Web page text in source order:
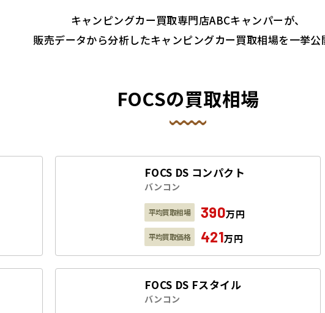
キャンピングカー買取専門店ABCキャンパーが、
販売データから分析したキャンピングカー買取相場を一挙公
FOCSの買取相場
FOCS DS コンパクト
バンコン
平均買取相場 390万円
平均買取価格 421万円
FOCS DS Fスタイル
バンコン